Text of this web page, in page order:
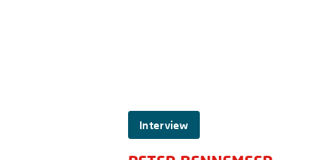
Interview